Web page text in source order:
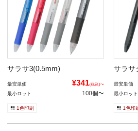
サラサ3(0.5mm)
最安単価 ¥341(税込)〜
最小ロット 100個〜
1色印刷
サラサ
最安単価
最小ロット
1色印